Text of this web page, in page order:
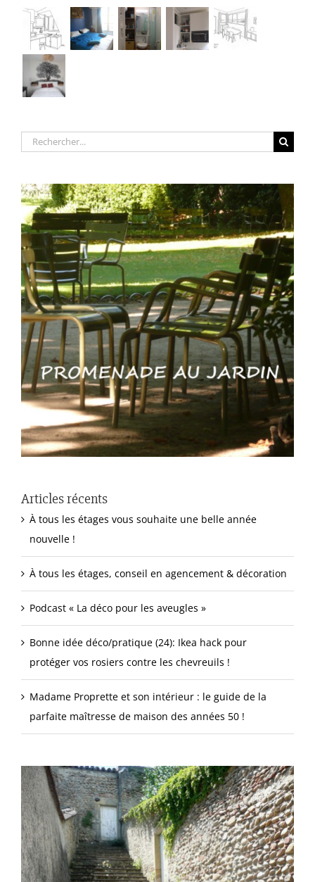
Rechercher:
Articles récents
À tous les étages vous souhaite une belle année
nouvelle !
À tous les étages, conseil en agencement & décoration
Podcast « La déco pour les aveugles »
Bonne idée déco/pratique (24): Ikea hack pour
protéger vos rosiers contre les chevreuils !
Madame Proprette et son intérieur : le guide de la
parfaite maîtresse de maison des années 50 !